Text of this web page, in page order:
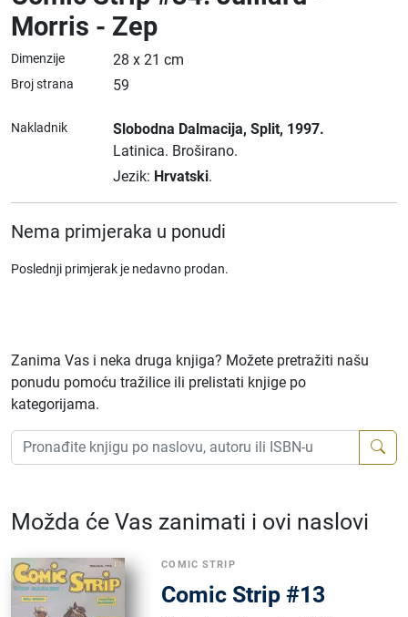
Morris - Zep
Dimenzije 28 x 21 cm
Broj strana 59
Nakladnik Slobodna Dalmacija, Split, 1997.
Latinica. Broširano.
Jezik: Hrvatski.
Nema primjeraka u ponudi
Poslednji primjerak je nedavno prodan.
Zanima Vas i neka druga knjiga? Možete pretražiti našu
ponudu pomoću tražilice ili prelistati knjige po
kategorijama.
Možda će Vas zanimati i ovi naslovi
COMIC STRIP
Comic Strip #13